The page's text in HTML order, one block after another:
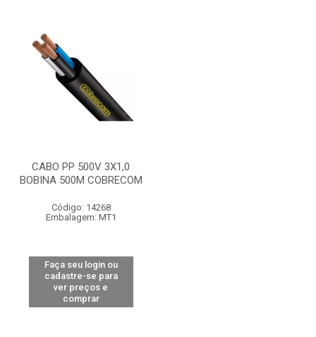
CABO PP 500V 3X1,0
BOBINA 500M COBRECOM
Código: 14268
Embalagem: MT1
Faça seu login ou
cadastre-se para
ver preços e
comprar